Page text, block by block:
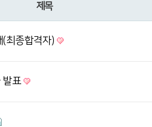
제목
최종합격자)
발표